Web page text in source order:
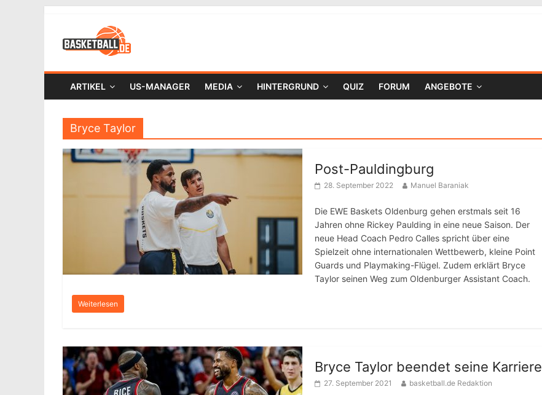
ARTIKEL US-MANAGER MEDIA HINTERGRUND QUIZ FORUM ANGEBOTE
Bryce Taylor
Post-Pauldingburg
28. September 2022 Manuel Baraniak
Die EWE Baskets Oldenburg gehen erstmals seit 16
Jahren ohne Rickey Paulding in eine neue Saison. Der
neue Head Coach Pedro Calles spricht über eine
Spielzeit ohne internationalen Wettbewerb, kleine Point
Guards und Playmaking-Flügel. Zudem erklärt Bryce
Taylor seinen Weg zum Oldenburger Assistant Coach.
Weiterlesen
Bryce Taylor beendet seine Karriere
27. September 2021 basketball.de Redaktion